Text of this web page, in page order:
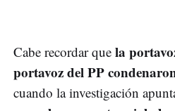
Cabe recordar que la
portavoz del PP
cuando la investigación